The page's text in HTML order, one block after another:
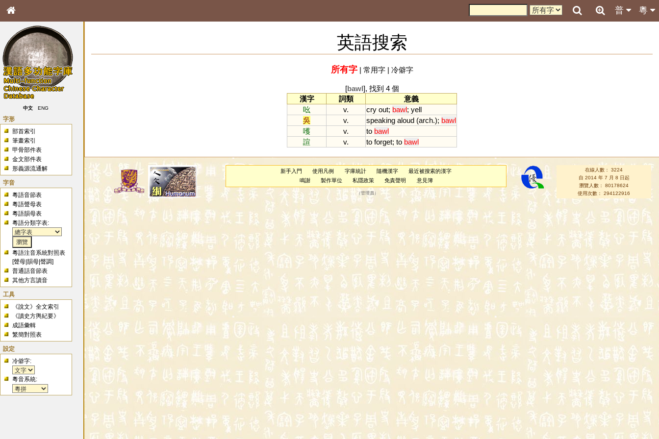
粵
普
中文 ENG
字形
部首索引
筆畫索引
甲骨部件表
金文部件表
形義源流通解
字音
粵語音節表
粵語聲母表
粵語韻母表
粵語分類字表:
粵語注音系統對照表
[聲母 |韻母 |聲調]
普通話音節表
其他方言讀音
工具
《說文》全文索引
《讀史方輿紀要》
成語彙輯
繁簡對照表
設定
冷僻字:
粵音系統:
英語搜索
所有字| 常用字| 冷僻字
[bawl], 找到 4 個
漢字
詞類
意義
吆
v. cry out; bawl; yell
吳
v. speaking aloud (arch.); bawl
嚄
v. to bawl
諠
v. to forget; to bawl
新手入門 使用凡例 字庫統計 隨機漢字
最近被搜索的漢字
鳴謝
製作單位 私隱政策 免責聲明 意見簿
（管理員 ）
在線人數： 3224
自 2014 年 7 月 8 日起
瀏覽人數： 80178624
使用次數： 294122916